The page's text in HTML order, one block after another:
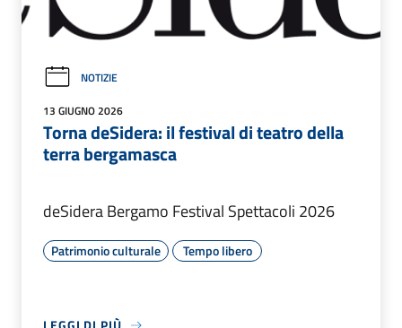
NOTIZIE
13 GIUGNO 2026
Torna deSidera: il festival di teatro della
terra bergamasca
deSidera Bergamo Festival Spettacoli 2026
Patrimonio culturale Tempo libero